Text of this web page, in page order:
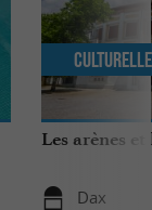
Les arènes
Dax
Culturelle